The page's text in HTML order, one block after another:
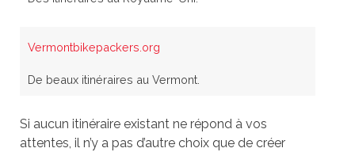
Vermontbikepackers.org
De beaux itinéraires au Vermont.
Si aucun itinéraire existant ne répond à vos
attentes, il n’y a pas d’autre choix que de créer